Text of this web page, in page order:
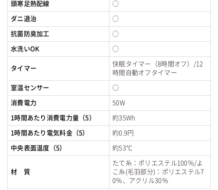
頭寒足熱配線 ◯
ダニ退治 ◯
抗菌防臭加工 ◯
水洗いOK ◯
タイマー
快眠タイマー（8時間オフ）/12
時間自動オフタイマー
室温センサー ○
消費電力 50W
1時間あたり消費電力量（5） 約35Wh
1時間あたり電気料金（5） 約0.9円
中央表面温度（5） 約53℃
材 質
たて糸：ポリエステル100％/よ
こ糸(毛羽部分)：ポリエステル7
0％、アクリル30％